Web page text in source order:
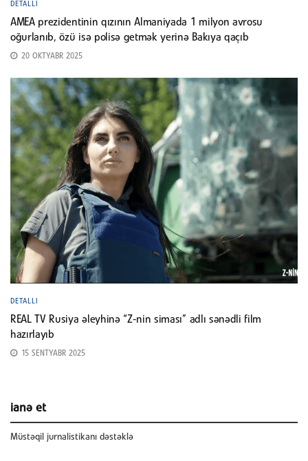
DETALLI
AMEA prezidentinin qızının Almaniyada 1 milyon avrosu
oğurlanıb, özü isə polisə getmək yerinə Bakıya qaçıb
20 OKTYABR 2025
DETALLI
REAL TV Rusiya əleyhinə “Z-nin siması” adlı sənədli film
hazırlayıb
15 SENTYABR 2025
ianə et
Müstəqil jurnalistikanı dəstəklə